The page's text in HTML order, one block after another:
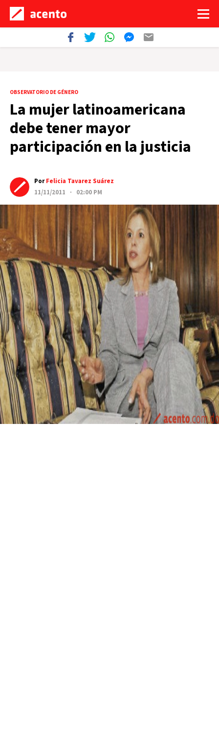
OBSERVATORIO DE GÉNERO
La mujer latinoamericana
debe tener mayor
participación en la justicia
PorFelicia Tavarez Suárez
11/11/2011 · 02:00 PM